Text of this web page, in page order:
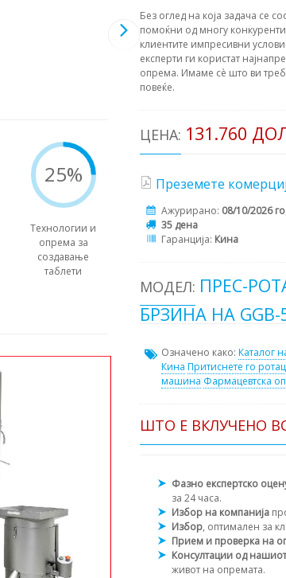
25%
Технологии и
опрема за
создавање
таблети
Без оглед на која задача се
помоќни од многу
клиентите импресивни
експерти ги користат
опрема. Имаме сè што ви
повеќе.
ЦЕНА: 131.760
Преземете
Ажурирано: 08/10/2026
35 дена
Гаранција: Кина
МОДЕЛ: ПРЕС-
БРЗИНА НА GGB-
Означено како: Каталог
Кина Притиснете го
машина Фармацевтска
ШТО Е ВКЛУЧЕНО
Фазно експертско
за 24 часа.
Избор на компанија
Избор, оптимален за
Прием и проверка на
Консултации од нашиот
живот на опремата.